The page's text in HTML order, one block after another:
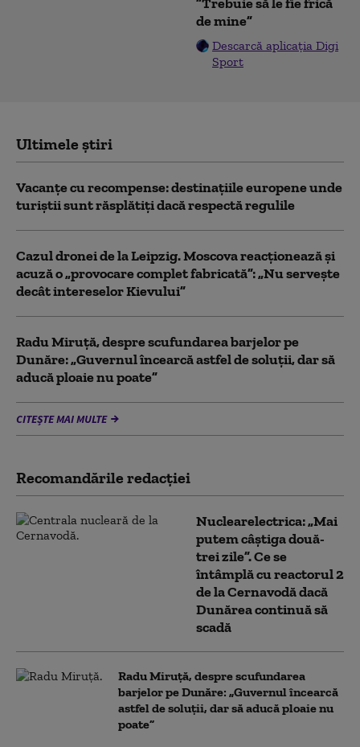
de mine”
Descarcă aplicația Digi
Sport
Ultimele știri
Vacanțe cu recompense: destinațiile europene unde
turiștii sunt răsplătiți dacă respectă regulile
Cazul dronei de la Leipzig. Moscova reacționează și
acuză o „provocare complet fabricată”: „Nu serveşte
decât intereselor Kievului”
Radu Miruță, despre scufundarea barjelor pe
Dunăre: „Guvernul încearcă astfel de soluții, dar să
aducă ploaie nu poate”
CITEȘTE MAI MULTE
Recomandările redacţiei
Nuclearelectrica: „Mai
putem câștiga două-
trei zile”. Ce se
întâmplă cu reactorul 2
de la Cernavodă dacă
Dunărea continuă să
scadă
Radu Miruță, despre scufundarea
barjelor pe Dunăre: „Guvernul încearcă
astfel de soluții, dar să aducă ploaie nu
poate”